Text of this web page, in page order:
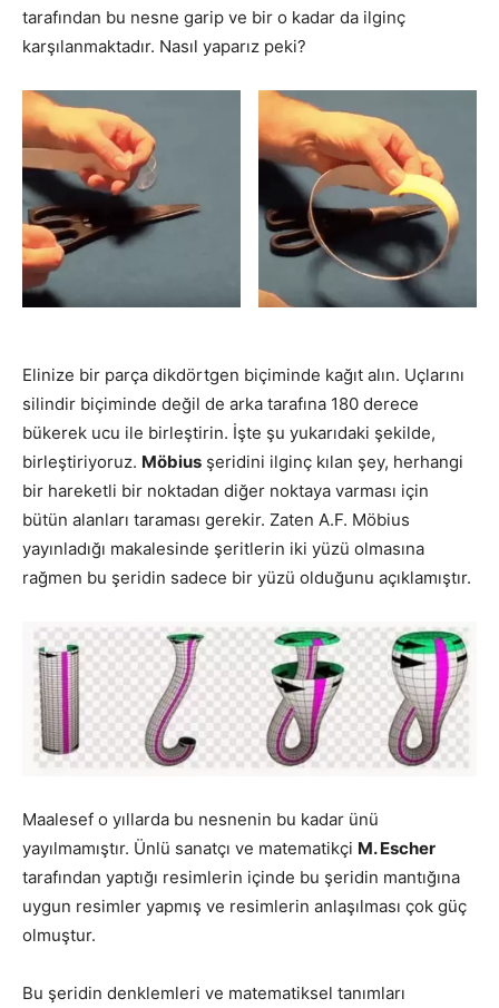
tarafından bu nesne garip ve bir o kadar da ilginç
karşılanmaktadır. Nasıl yaparız peki?
Elinize bir parça dikdörtgen biçiminde kağıt alın. Uçlarını
silindir biçiminde değil de arka tarafına 180 derece
bükerek ucu ile birleştirin. İşte şu yukarıdaki şekilde,
birleştiriyoruz. Möbius şeridini ilginç kılan şey, herhangi
bir hareketli bir noktadan diğer noktaya varması için
bütün alanları taraması gerekir. Zaten A.F. Möbius
yayınladığı makalesinde şeritlerin iki yüzü olmasına
rağmen bu şeridin sadece bir yüzü olduğunu açıklamıştır.
Maalesef o yıllarda bu nesnenin bu kadar ünü
yayılmamıştır. Ünlü sanatçı ve matematikçi M. Escher
tarafından yaptığı resimlerin içinde bu şeridin mantığına
uygun resimler yapmış ve resimlerin anlaşılması çok güç
olmuştur.
Bu şeridin denklemleri ve matematiksel tanımları